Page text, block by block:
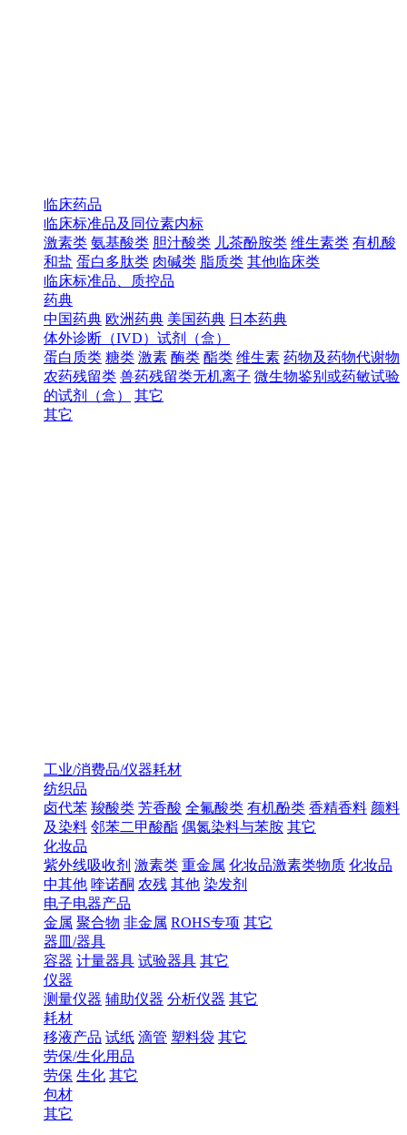
临床药品
临床标准品及同位素内标
激素类 氨基酸类 胆汁酸类 儿茶酚胺类 维生素类 有机酸
和盐 蛋白多肽类 肉碱类 脂质类 其他临床类
临床标准品、质控品
药典
中国药典 欧洲药典 美国药典 日本药典
体外诊断（IVD）试剂（盒）
蛋白质类 糖类 激素 酶类 酯类 维生素 药物及药物代谢物
农药残留类 兽药残留类无机离子 微生物鉴别或药敏试验
的试剂（盒）
其它
其它
工业/消费品/仪器耗材
纺织品
卤代苯 羧酸类 芳香酸 全氟酸类 有机酚类 香精香料 颜料
及染料 邻苯二甲酸酯 偶氮染料与苯胺 其它
化妆品
紫外线吸收剂 激素类 重金属 化妆品激素类物质 化妆品
中其他 喹诺酮 农残 其他 染发剂
电子电器产品
金属 聚合物 非金属 ROHS专项 其它
器皿/器具
容器 计量器具 试验器具 其它
仪器
测量仪器 辅助仪器 分析仪器 其它
耗材
移液产品 试纸 滴管 塑料袋 其它
劳保/生化用品
劳保 生化 其它
包材
其它